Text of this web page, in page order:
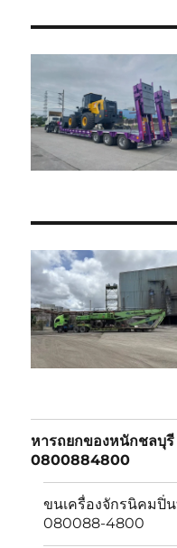
หารถยกของหนักชลบุรี
0800884800
ขนเครื่องจักรนิคมปิ่
080088-4800